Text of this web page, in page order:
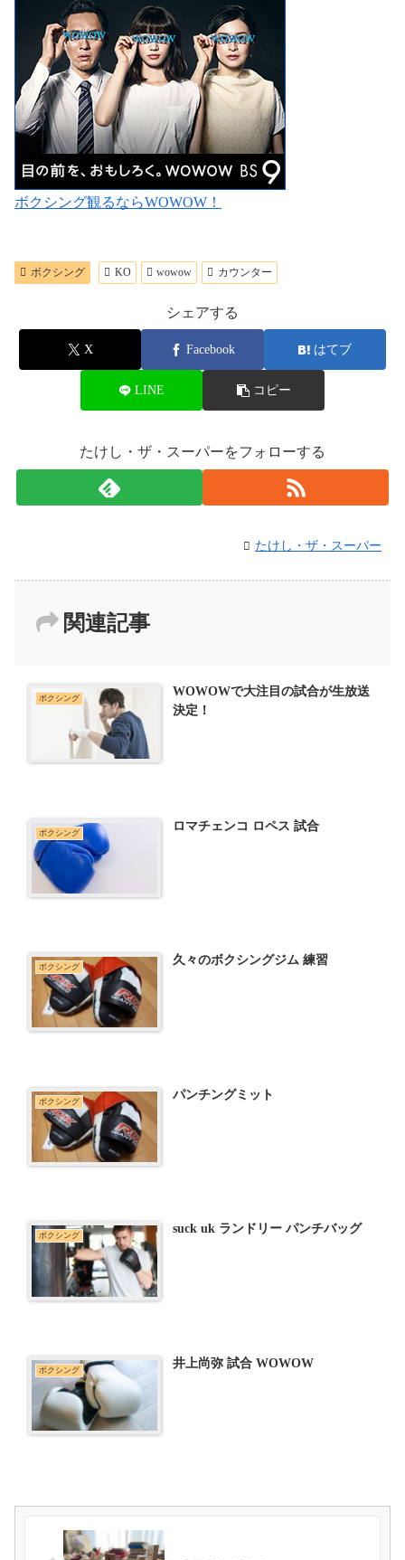
ボクシング観るならWOWOW！
ボクシング KO wowow カウンター
シェアする
X Facebook はてブ
LINE コピー
たけし・ザ・スーパーをフォローする
たけし・ザ・スーパー
関連記事
ボクシング
WOWOWで大注目の試合が生放送
決定！
ボクシング ロマチェンコ ロペス 試合
ボクシング 久々のボクシングジム 練習
ボクシング パンチングミット
ボクシング suck uk ランドリー パンチバッグ
ボクシング 井上尚弥 試合 WOWOW